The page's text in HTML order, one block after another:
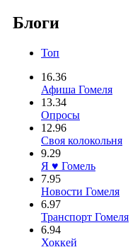
Блоги
Топ
16.36
Афиша Гомеля
13.34
Опросы
12.96
Своя колокольня
9.29
Я ♥ Гомель
7.95
Новости Гомеля
6.97
Транспорт Гомеля
6.94
Хоккей